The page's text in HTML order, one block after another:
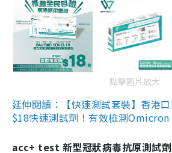
點擊圖片放大
延伸閱讀：【快速測試套裝】香港
$18快速測試劑！有效檢測
acc+ test 新型冠狀病毒抗原測試劑